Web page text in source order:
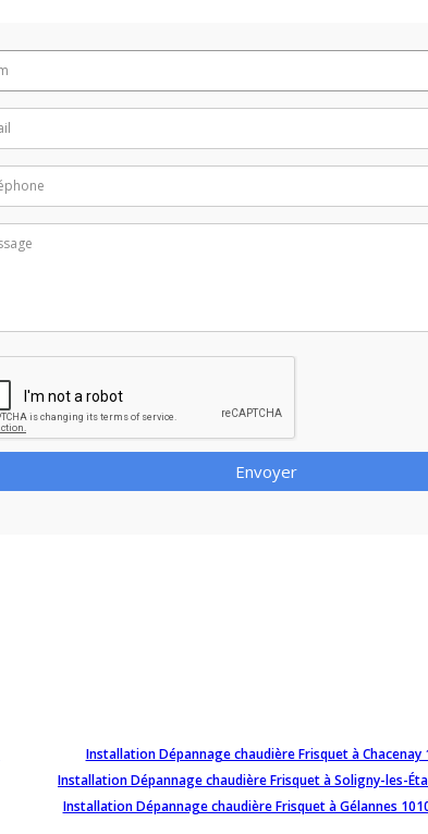
Envoyer
Installation Dépannage chaudière Frisquet à Chacenay
Installation Dépannage chaudière Frisquet à Soligny-les-
Installation Dépannage chaudière Frisquet à Gélannes